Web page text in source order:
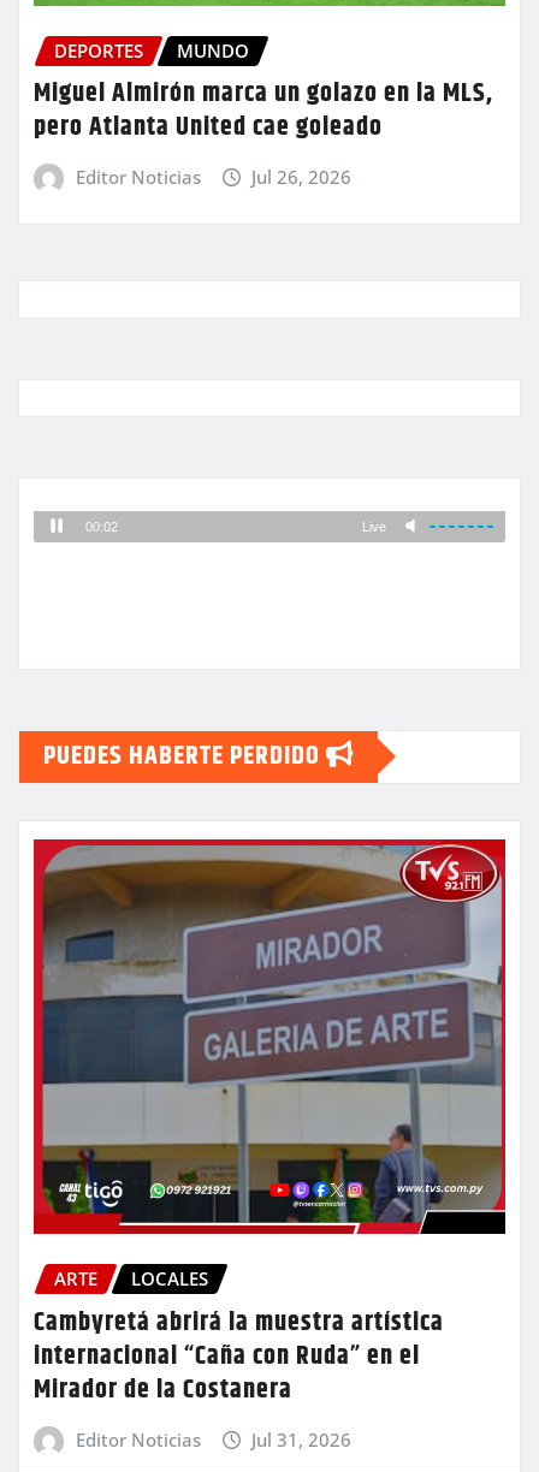
DEPORTES MUNDO
Miguel Almirón marca un golazo en la MLS,
pero Atlanta United cae goleado
Editor Noticias Jul 26, 2026
PUEDES HABERTE PERDIDO
ARTE LOCALES
Cambyretá abrirá la muestra artística
internacional “Caña con Ruda” en el
Mirador de la Costanera
Editor Noticias Jul 31, 2026